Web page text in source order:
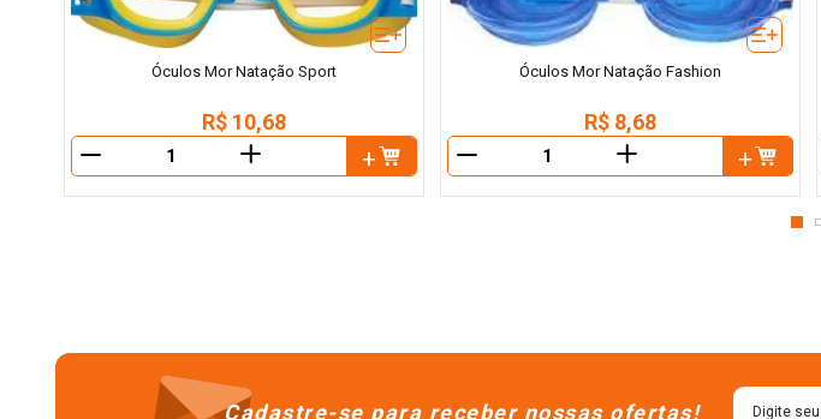
Óculos Mor Natação Sport
R$ 10,68
＋
Óculos Mor Natação Fashion
R$ 8,68
＋
Cadastre-se para receber nossas ofertas!